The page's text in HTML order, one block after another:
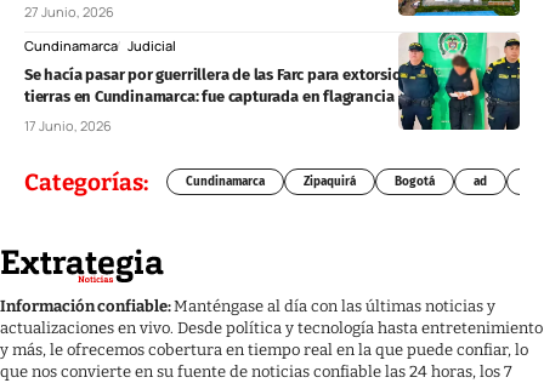
27 Junio, 2026
Cundinamarca Judicial
Se hacía pasar por guerrillera de las Farc para extorsionar y robar
tierras en Cundinamarca: fue capturada en flagrancia
17 Junio, 2026
Categorías: Cundinamarca Zipaquirá Bogotá ad
Información confiable:Manténgase al día con las últimas noticias y
actualizaciones en vivo. Desde política y tecnología hasta entretenimiento
y más, le ofrecemos cobertura en tiempo real en la que puede confiar, lo
que nos convierte en su fuente de noticias confiable las 24 horas, los 7